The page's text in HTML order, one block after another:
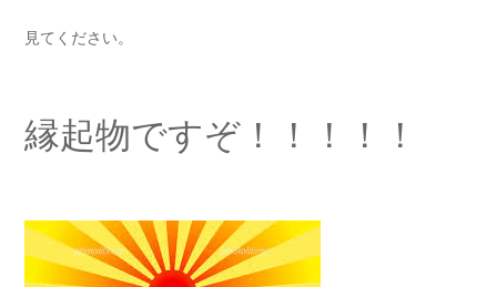
見てください。
縁起物ですぞ！！！！！